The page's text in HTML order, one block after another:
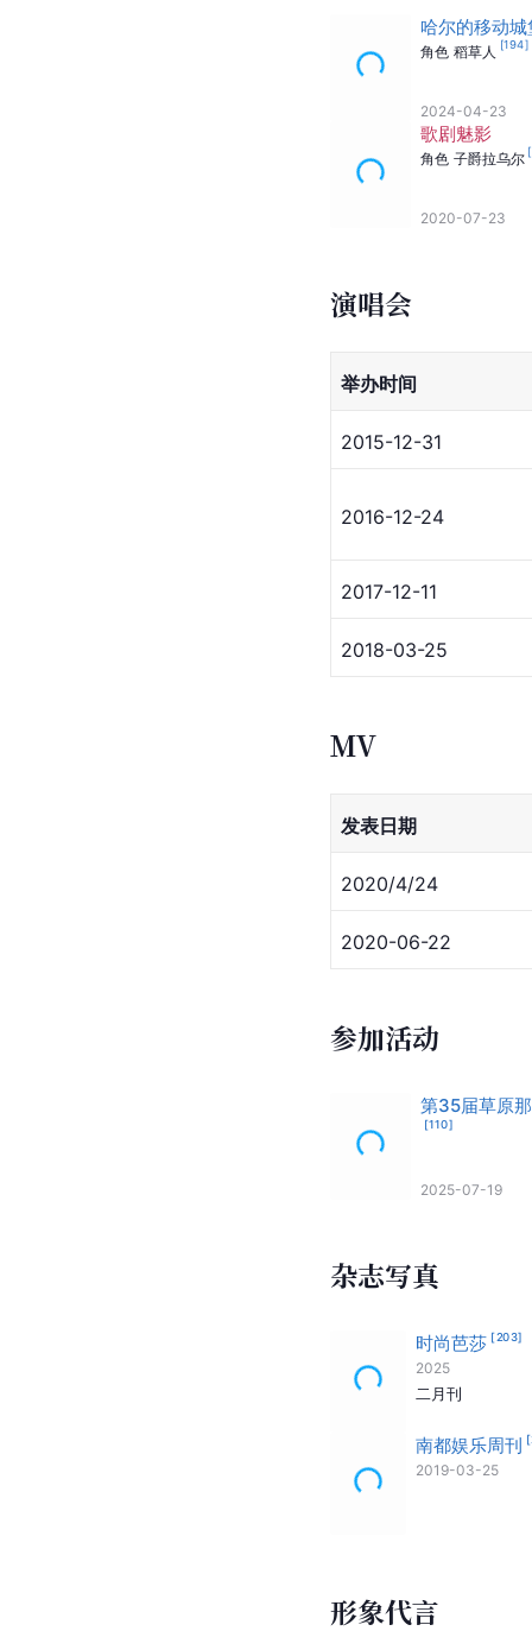
哈尔的移动城
角色 稻草人 [194]
2024-04-23
歌剧魅影
角色 子爵拉乌尔 [
2020-07-23
演唱会
举办时间
2015-12-31
2016-12-24
2017-12-11
2018-03-25
MV
发表日期
2020/4/24
2020-06-22
参加活动
第35届草原
[110]
2025-07-19
杂志写真
时尚芭莎 [203]
2025
二月刊
南都娱乐周刊 [
2019-03-25
形象代言